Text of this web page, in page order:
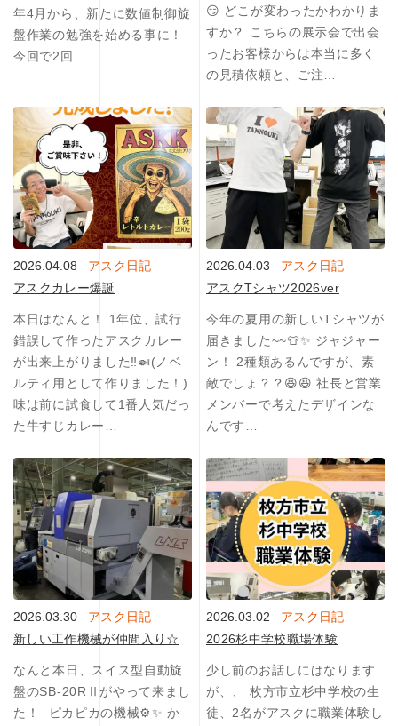
年4月から、新たに数値制御旋
盤作業の勉強を始める事に！
今回で2回…
😏 どこが変わったかわかりま
すか？ こちらの展示会で出会
ったお客様からは本当に多く
の見積依頼と、ご注…
2026.04.08
アスク日記
アスクカレー爆誕
本日はなんと！ 1年位、試行
錯誤して作ったアスクカレー
が出来上がりました‼️🍛(ノベ
ルティ用として作りました！)
味は前に試食して1番人気だっ
た牛すじカレー…
2026.04.03
アスク日記
アスクTシャツ2026ver
今年の夏用の新しいTシャツが
届きました~~👕✨ ジャジャー
ン！ 2種類あるんですが、素
敵でしょ？？😆😆 社長と営業
メンバーで考えたデザインな
んです…
2026.03.30
アスク日記
新しい工作機械が仲間入り☆
なんと本日、スイス型自動旋
盤のSB-20RⅡがやって来まし
た！ ⁡ ピカピカの機械⚙️✨ か
2026.03.02
アスク日記
2026杉中学校職場体験
少し前のお話しにはなります
が、、 枚方市立杉中学校の生
徒、2名がアスクに職業体験し